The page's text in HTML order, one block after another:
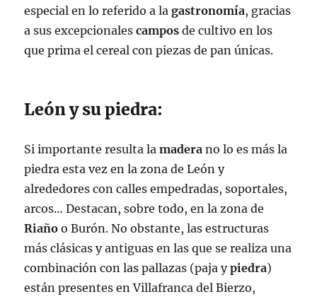
especial en lo referido a la gastronomía, gracias
a sus excepcionales campos de cultivo en los
que prima el cereal con piezas de pan únicas.
León y su piedra:
Si importante resulta lamadera no lo es más la
piedra esta vez en la zona de León y
alrededores con calles empedradas, soportales,
arcos… Destacan, sobre todo, en la zona de
Riaño o Burón. No obstante, las estructuras
más clásicas y antiguas en las que se realiza una
combinación con las pallazas (paja ypiedra)
están presentes en Villafranca del Bierzo,